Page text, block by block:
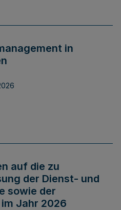
in
auf die zu
der Dienst- und
sowie der
Jahr 2026